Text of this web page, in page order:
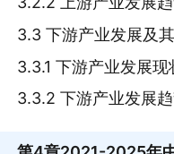
3.3 下游产业发展及
3.3.1 下游产业发展现
3.3.2 下游产业发展